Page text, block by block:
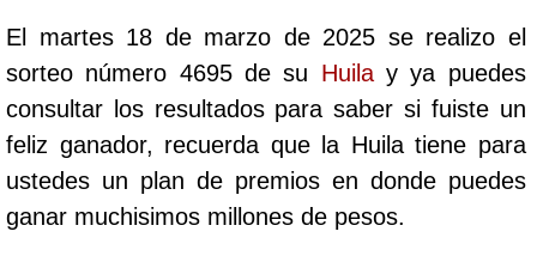
Cafeterito Noche
Caribeña Día
Caribeña Noche
El martes 18 de marzo de 2025 se realizo el
sorteo número 4695 de su Huilay ya puedes
consultar los resultados para saber si fuiste un
feliz ganador, recuerda que la Huila tiene para
ustedes un plan de premios en donde puedes
ganar muchisimos millones de pesos.